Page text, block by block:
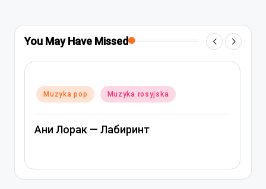
You May Have Missed
PostedMuzyka pop Muzyka rosyjska
Ани Лорак — Лабиринт